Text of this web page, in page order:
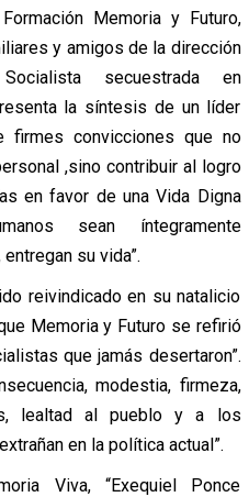
Memoria y Futuro,
y amigos de la dirección
secuestrada en
la síntesis de un líder
convicciones que no
,sino contribuir al logro
en favor de una Vida Digna
sean íntegramente
su vida”.
reivindicado en su natalicio
Memoria y Futuro se refirió
que jamás desertaron”.
modestia, firmeza,
lealtad al pueblo y a los
en la política actual”.
Viva, “Exequiel Ponce